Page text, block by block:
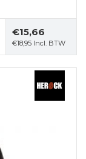
€15,66
€18,95 Incl. BTW